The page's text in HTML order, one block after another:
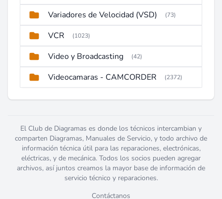
Variadores de Velocidad (VSD) (73)
VCR (1023)
Video y Broadcasting (42)
Videocamaras - CAMCORDER (2372)
El Club de Diagramas es donde los técnicos intercambian y
comparten Diagramas, Manuales de Servicio, y todo archivo de
información técnica útil para las reparaciones, electrónicas,
eléctricas, y de mecánica. Todos los socios pueden agregar
archivos, así juntos creamos la mayor base de información de
servicio técnico y reparaciones.
Contáctanos